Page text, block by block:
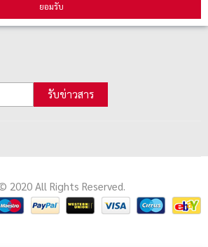
ยอมรับ
รับข่าวสาร
All Rights Reserved.